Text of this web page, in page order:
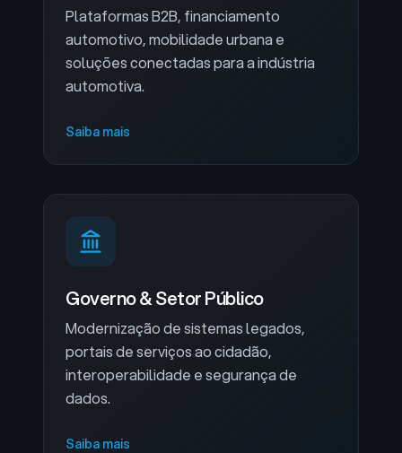
Plataformas B2B, financiamento
automotivo, mobilidade urbana e
soluções conectadas para a indústria
automotiva.
Saiba mais
Governo & Setor Público
Modernização de sistemas legados,
portais de serviços ao cidadão,
interoperabilidade e segurança de
dados.
Saiba mais